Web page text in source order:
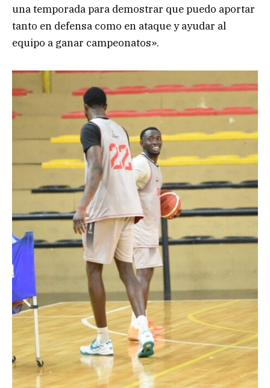
una temporada para demostrar que puedo aportar
tanto en defensa como en ataque y ayudar al
equipo a ganar campeonatos».